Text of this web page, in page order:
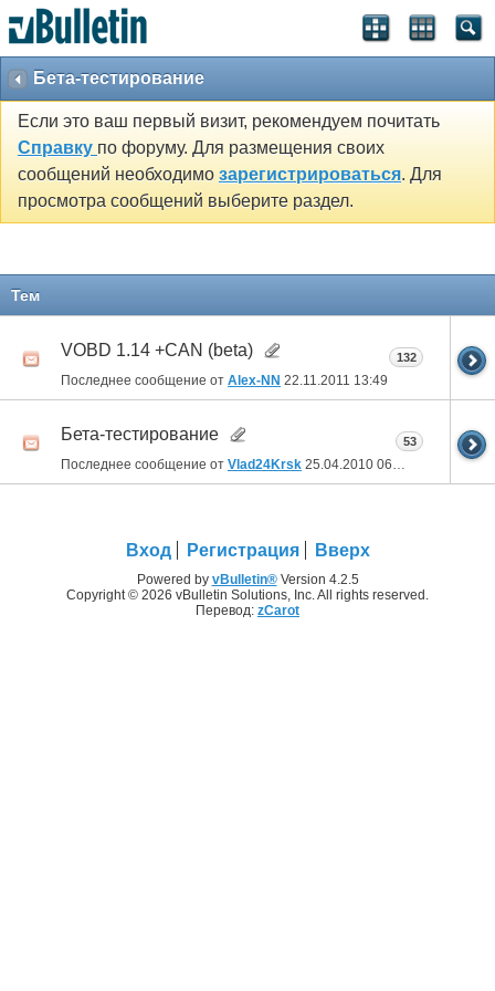
Бета-тестирование
Если это ваш первый визит, рекомендуем почитать
Справку по форуму. Для размещения своих
сообщений необходимо зарегистрироваться. Для
просмотра сообщений выберите раздел.
Тем
VOBD 1.14 +CAN (beta)
Последнее сообщение от Alex-NN 22.11.2011 13:49
132
Бета-тестирование
Последнее сообщение от Vlad24Krsk 25.04.2010 06:52
53
Вход Регистрация Вверх
Powered by vBulletin®Version 4.2.5
Copyright © 2026 vBulletin Solutions, Inc. All rights reserved.
Перевод: zCarot